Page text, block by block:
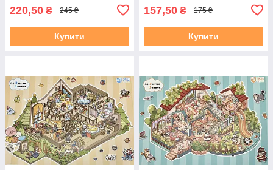
220,50 ₴ 245 ₴
Купити
157,50 ₴ 175 ₴
Купити